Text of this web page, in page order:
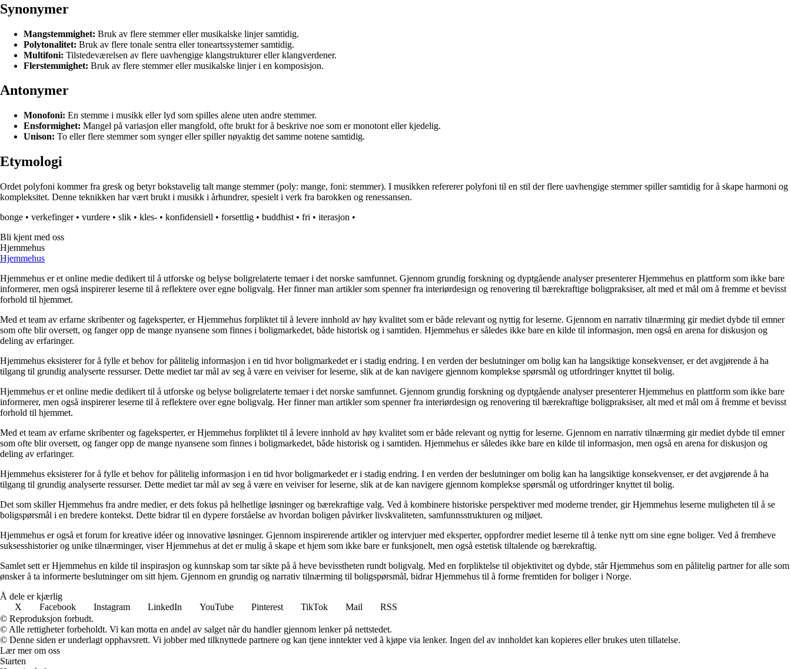
Synonymer
Mangstemmighet: Bruk av flere stemmer eller musikalske linjer samtidig.
Polytonalitet: Bruk av flere tonale sentra eller toneartssystemer samtidig.
Multifoni: Tilstedeværelsen av flere uavhengige klangstrukturer eller klangverdener.
Flerstemmighet: Bruk av flere stemmer eller musikalske linjer i en komposisjon.
Antonymer
Monofoni: En stemme i musikk eller lyd som spilles alene uten andre stemmer.
Ensformighet: Mangel på variasjon eller mangfold, ofte brukt for å beskrive noe som er monotont eller kjedelig.
Unison: To eller flere stemmer som synger eller spiller nøyaktig det samme notene samtidig.
Etymologi
Ordet polyfoni kommer fra gresk og betyr bokstavelig talt mange stemmer (poly: mange, foni: stemmer). I musikken refererer polyfoni til en stil der flere uavhengige stemmer spiller samtidig for å skape harmoni og
kompleksitet. Denne teknikken har vært brukt i musikk i århundrer, spesielt i verk fra barokken og renessansen.
bonge • verkefinger• vurdere • slik • kles- • konfidensiell • forsettlig • buddhist • fri • iterasjon •
Bli kjent med oss
Hjemmehus
Hjemmehus
Hjemmehus er et online medie dedikert til å utforske og belyse boligrelaterte temaer i det norske samfunnet. Gjennom grundig forskning og dyptgående analyser presenterer Hjemmehus en plattform som ikke bare
informerer, men også inspirerer leserne til å reflektere over egne boligvalg. Her finner man artikler som spenner fra interiørdesign og renovering til bærekraftige boligpraksiser, alt med et mål om å fremme et bevisst
forhold til hjemmet.
Med et team av erfarne skribenter og fageksperter, er Hjemmehus forpliktet til å levere innhold av høy kvalitet som er både relevant og nyttig for leserne. Gjennom en narrativ tilnærming gir mediet dybde til emner
som ofte blir oversett, og fanger opp de mange nyansene som finnes i boligmarkedet, både historisk og i samtiden. Hjemmehus er således ikke bare en kilde til informasjon, men også en arena for diskusjon og
deling av erfaringer.
Hjemmehus eksisterer for å fylle et behov for pålitelig informasjon i en tid hvor boligmarkedet er i stadig endring. I en verden der beslutninger om bolig kan ha langsiktige konsekvenser, er det avgjørende å ha
tilgang til grundig analyserte ressurser. Dette mediet tar mål av seg å være en veiviser for leserne, slik at de kan navigere gjennom komplekse spørsmål og utfordringer knyttet til bolig.
Hjemmehus er et online medie dedikert til å utforske og belyse boligrelaterte temaer i det norske samfunnet. Gjennom grundig forskning og dyptgående analyser presenterer Hjemmehus en plattform som ikke bare
informerer, men også inspirerer leserne til å reflektere over egne boligvalg. Her finner man artikler som spenner fra interiørdesign og renovering til bærekraftige boligpraksiser, alt med et mål om å fremme et bevisst
forhold til hjemmet.
Med et team av erfarne skribenter og fageksperter, er Hjemmehus forpliktet til å levere innhold av høy kvalitet som er både relevant og nyttig for leserne. Gjennom en narrativ tilnærming gir mediet dybde til emner
som ofte blir oversett, og fanger opp de mange nyansene som finnes i boligmarkedet, både historisk og i samtiden. Hjemmehus er således ikke bare en kilde til informasjon, men også en arena for diskusjon og
deling av erfaringer.
Hjemmehus eksisterer for å fylle et behov for pålitelig informasjon i en tid hvor boligmarkedet er i stadig endring. I en verden der beslutninger om bolig kan ha langsiktige konsekvenser, er det avgjørende å ha
tilgang til grundig analyserte ressurser. Dette mediet tar mål av seg å være en veiviser for leserne, slik at de kan navigere gjennom komplekse spørsmål og utfordringer knyttet til bolig.
Det som skiller Hjemmehus fra andre medier, er dets fokus på helhetlige løsninger og bærekraftige valg. Ved å kombinere historiske perspektiver med moderne trender, gir Hjemmehus leserne muligheten til å se
boligspørsmål i en bredere kontekst. Dette bidrar til en dypere forståelse av hvordan boligen påvirker livskvaliteten, samfunnsstrukturen og miljøet.
Hjemmehus er også et forum for kreative idéer og innovative løsninger. Gjennom inspirerende artikler og intervjuer med eksperter, oppfordrer mediet leserne til å tenke nytt om sine egne boliger. Ved å fremheve
suksesshistorier og unike tilnærminger, viser Hjemmehus at det er mulig å skape et hjem som ikke bare er funksjonelt, men også estetisk tiltalende og bærekraftig.
Samlet sett er Hjemmehus en kilde til inspirasjon og kunnskap som tar sikte på å heve bevisstheten rundt boligvalg. Med en forpliktelse til objektivitet og dybde, står Hjemmehus som en pålitelig partner for alle som
ønsker å ta informerte beslutninger om sitt hjem. Gjennom en grundig og narrativ tilnærming til boligspørsmål, bidrar Hjemmehus til å forme fremtiden for boliger i Norge.
Å dele er kjærlig
X
Facebook Instagram LinkedIn YouTube Pinterest TikTok Mail
RSS
© Reproduksjon forbudt.
© Alle rettigheter forbeholdt. Vi kan motta en andel av salget når du handler gjennom lenker på nettstedet.
© Denne siden er underlagt opphavsrett. Vi jobber med tilknyttede partnere og kan tjene inntekter ved å kjøpe via lenker. Ingen del av innholdet kan kopieres eller brukes uten tillatelse.
Lær mer om oss
Starten